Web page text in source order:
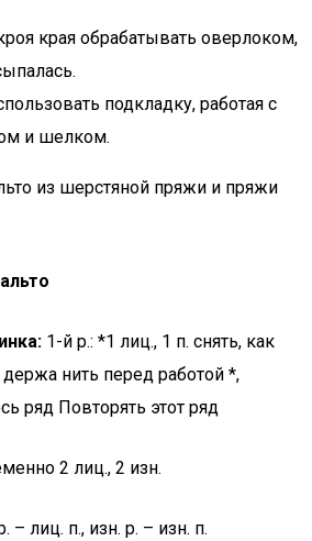
края обрабатывать оверлоком,
подкладку, работая с
и шелком.
из шерстяной пряжи и пряжи
1-й р.: *1 лиц., 1 п. снять, как
нить перед работой *,
ряд Повторять этот ряд
2 лиц., 2 изн.
– лиц. п., изн. р. – изн. п.